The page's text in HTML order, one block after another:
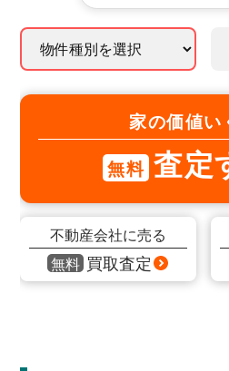
家の価値い
無料 査定
不動産会社に売る
無料 買取査定